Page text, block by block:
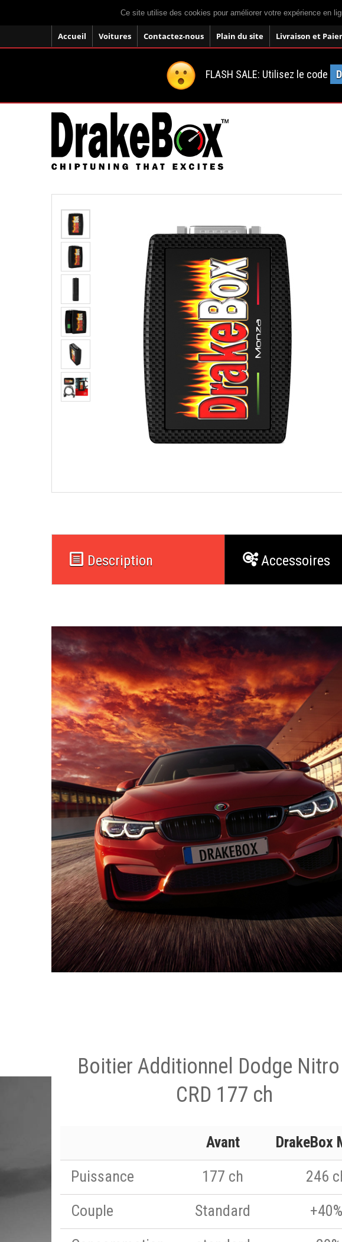
Ce site utilise des cookies pour améliorer votre expérience en
Accueil Voitures Contactez-nous Plain du site Livraison et
FLASH SALE: Utilisez le code
Description Accessoires
Boitier Additionnel Dodge
CRD 177 ch
Avant
DrakeBox
Puissance
177 ch
246
Couple
Standard
+40%